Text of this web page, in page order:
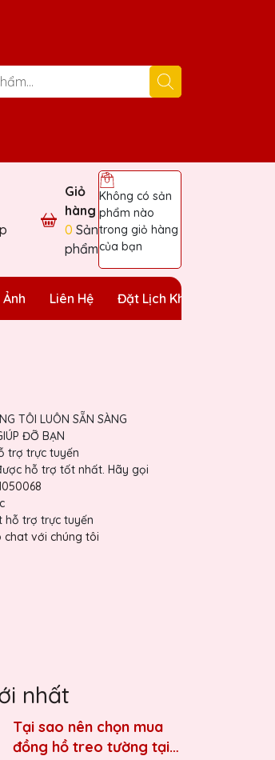
Giỏ
hàng
0 Sản
phẩm
Không có sản
phẩm nào
trong giỏ hàng
của bạn
Liên Hệ Đặt Lịch Khảo Sát
TÔI LUÔN SẴN SÀNG
ĐỠ BẠN
hỗ trợ tốt nhất. Hãy gọi
hỗ trợ trực tuyến
chat với chúng tôi
nhất
Tại sao nên chọn mua
đồng hồ treo tường tại